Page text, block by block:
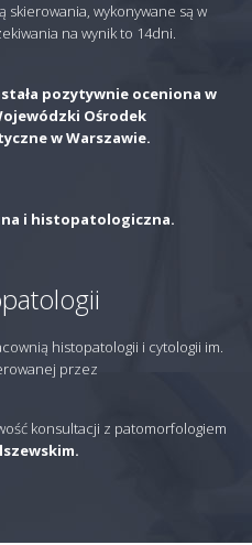
skierowania, wykonywane są w
na wynik to 14dni.
pozytywnie oceniona w
Ośrodek
w Warszawie.
i histopatologiczna.
histopatologii i cytologii im.
przez
konsultacji z patomorfologiem